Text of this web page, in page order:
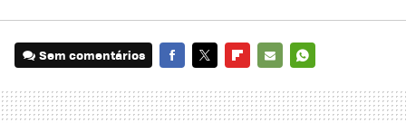
Sem comentários
MAIL